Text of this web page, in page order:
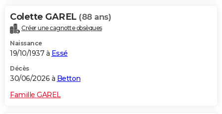
Carte de Noël
Carte Bonne année
Carte Saint-Valentin
Carte Pâques
Carte d'anniversaire
DICTIONNAIRE
Dictionnaire
Biographies
Citations
Expressions
Proverbes
PROGRAMME TV
S'inscrire
Se connecter
Lycées
Collèges
Primaires
Universités
Entreprises
Service militaire
Avis de recherche
AVIS DE DÉCÈS
FORUM
Colette GAREL (88 ans)
Créer une cagnotte obsèques
Naissance
19/10/1937 à Essé
Décès
30/06/2026 à Betton
Famille GAREL